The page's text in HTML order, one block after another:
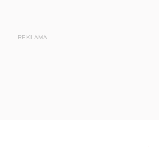
REKLAMA